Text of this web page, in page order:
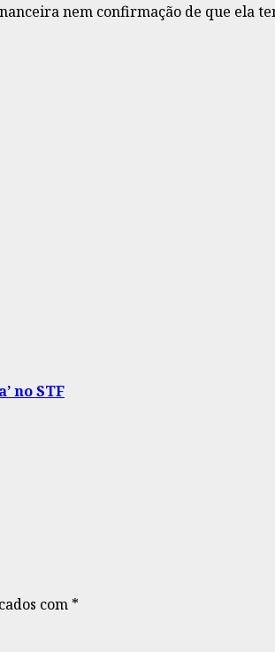
nem confirmação de que ela
no STF
com *